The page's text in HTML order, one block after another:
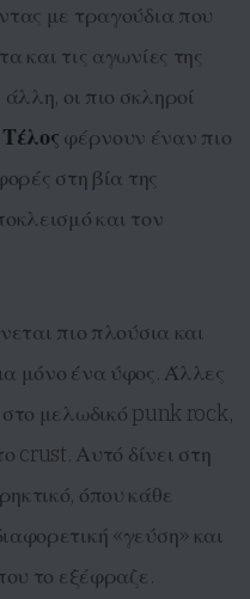
με τραγούδια που
και τις αγωνίες της
οι πιο σκληροί
φέρνουν έναν πιο
στη βία της
και τον
πιο πλούσια και
μόνο ένα ύφος. Άλλες
στο μελωδικό punk rock,
crust. Αυτό δίνει στη
όπου κάθε
«γεύση» και
το εξέφραζε.